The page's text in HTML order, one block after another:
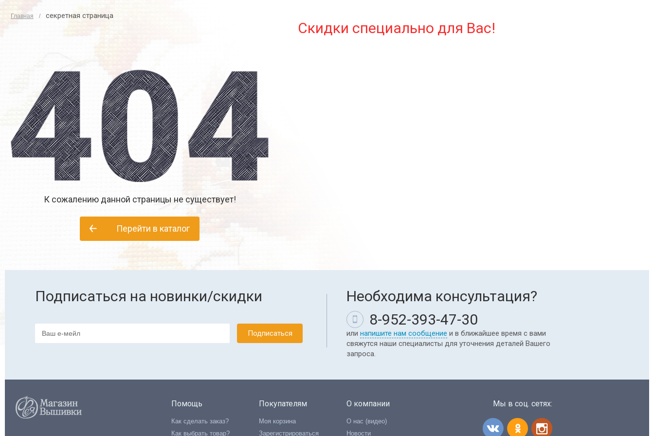
Главная секретная страница
К сожалению данной страницы не существует!
Перейти в каталог
Скидки специально для Вас!
Подписаться на новинки/скидки
Необходима консультация?
8-952-393-47-30
или напишите нам сообщение и в ближайшее время с вами
свяжутся наши специалисты для уточнения деталей Вашего
запроса.
Помощь
Как сделать заказ?
Как выбрать товар?
Покупателям
Моя корзина
Зарегистрироваться
О компании
О нас (видео)
Новости
Мы в соц. сетях: